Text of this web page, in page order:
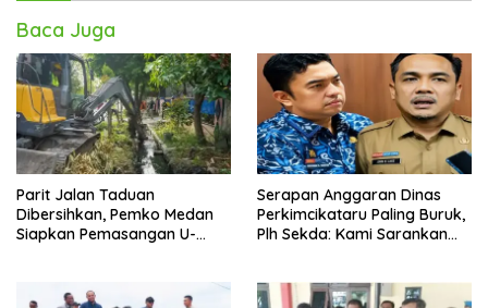
Baca Juga
Parit Jalan Taduan
Dibersihkan, Pemko Medan
Siapkan Pemasangan U-
Serapan Anggaran Dinas
Perkimcikataru Paling Buruk,
Plh Sekda: Kami Sarankan